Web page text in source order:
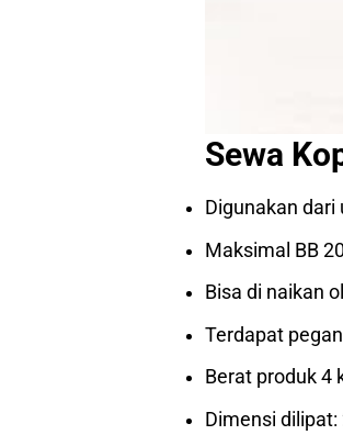
Sewa
Digunakan
Maksimal BB
Bisa di naikan
Terdapat
Berat produk 4
Dimensi dilipat: